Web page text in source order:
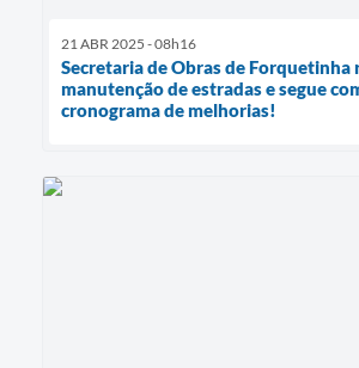
21 ABR 2025 - 08h16
Secretaria de Obras de Forquetinha
manutenção de estradas e segue
cronograma de melhorias!